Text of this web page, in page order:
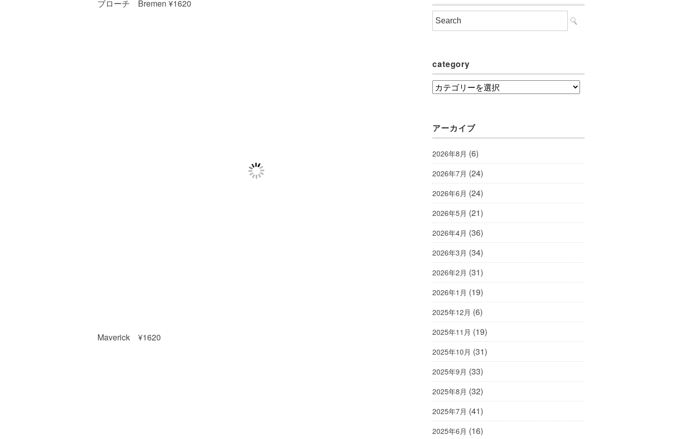
ブローチ Bremen ¥1620
Maverick ¥1620
category
category
アーカイブ
2026年8月 (6)
2026年7月 (24)
2026年6月 (24)
2026年5月 (21)
2026年4月 (36)
2026年3月 (34)
2026年2月 (31)
2026年1月 (19)
2025年12月 (6)
2025年11月 (19)
2025年10月 (31)
2025年9月 (33)
2025年8月 (32)
2025年7月 (41)
2025年6月 (16)